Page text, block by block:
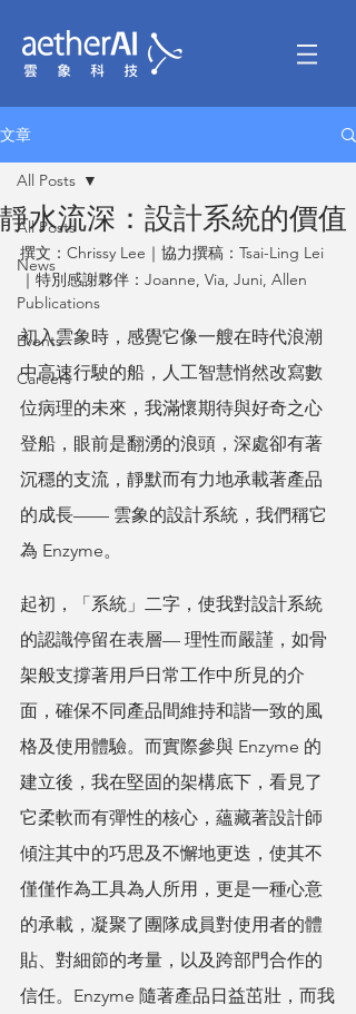
文章
All Posts
News
Publications
Events
Careers
All Posts
靜水流深：設計系統的價值
撰文：Chrissy Lee｜協力撰稿：Tsai-Ling Lei
｜特別感謝夥伴：Joanne, Via, Juni, Allen
初入雲象時，感覺它像一艘在時代浪潮
中高速行駛的船，人工智慧悄然改寫數
位病理的未來，我滿懷期待與好奇之心
登船，眼前是翻湧的浪頭，深處卻有著
沉穩的支流，靜默而有力地承載著產品
的成長—— 雲象的設計系統，我們稱它
為 Enzyme。
起初，「系統」二字，使我對設計系統
的認識停留在表層— 理性而嚴謹，如骨
架般支撐著用戶日常工作中所見的介
面，確保不同產品間維持和諧一致的風
格及使用體驗。而實際參與 Enzyme 的
建立後，我在堅固的架構底下，看見了
它柔軟而有彈性的核心，蘊藏著設計師
傾注其中的巧思及不懈地更迭，使其不
僅僅作為工具為人所用，更是一種心意
的承載，凝聚了團隊成員對使用者的體
貼、對細節的考量，以及跨部門合作的
信任。Enzyme 隨著產品日益茁壯，而我